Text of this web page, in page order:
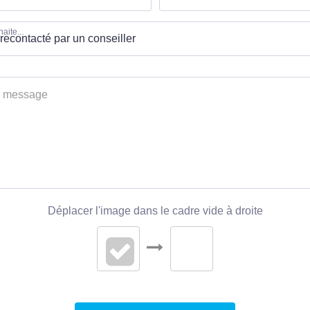
Déplacer l'image dans le cadre vide à droite